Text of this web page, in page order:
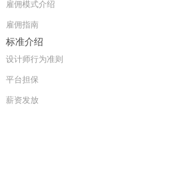
雇佣模式介绍
雇佣指南
标准介绍
设计师行为准则
平台担保
薪资发放